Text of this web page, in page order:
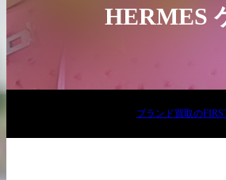
03-6908-
HERMES
ブランド買取の